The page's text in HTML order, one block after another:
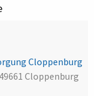
Cloppenburg
Cloppenburg